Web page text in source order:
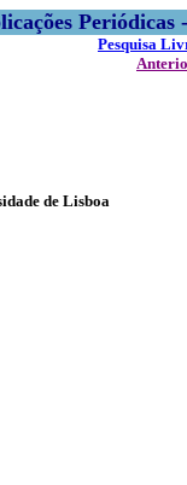
Pesquisa
de Lisboa